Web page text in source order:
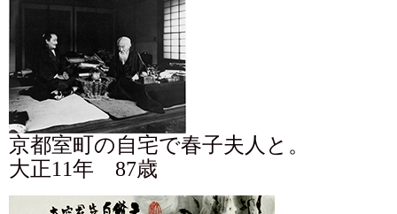
京都室町の自宅で春子夫人と。
大正11年 87歳